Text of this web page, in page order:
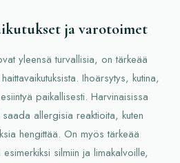
ja varotoimet
yleensä turvallisia, on tärkeää
Ihoärsytys, kutina,
paikallisesti. Harvinaisissa
allergisia reaktioita, kuten
hengittää. On myös tärkeää
silmiin ja limakalvoille,